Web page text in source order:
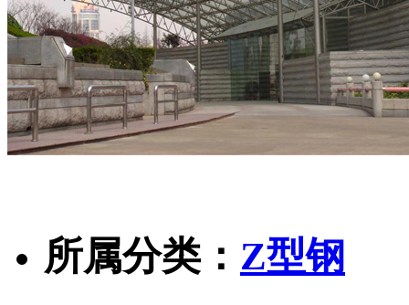
所属分类： Z型钢